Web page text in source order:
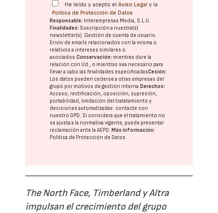
He leído y acepto elAviso Legal y la
Política de Protección de Datos
Responsable: Interempresas Media, S.L.U.
Finalidades: Suscripción a nuestra(s)
newsletter(s). Gestión de cuenta de usuario.
Envío de emails relacionados con la misma o
relativos a intereses similares o
asociados.Conservación: mientras dure la
relación con Ud., o mientras sea necesario para
llevar a cabo las finalidades especificadasCesión:
Los datos pueden cederse a otras empresas del
grupo por motivos de gestión interna.Derechos:
Acceso, rectificación, oposición, supresión,
portabilidad, limitación del tratatamiento y
decisiones automatizadas: contacte con
nuestro DPD . Si considera que el tratamiento no
se ajusta a la normativa vigente, puede presentar
reclamación ante laAEPD .Más información:
Política de Protección de Datos
The North Face, Timberland y Altra
impulsan el crecimiento del grupo